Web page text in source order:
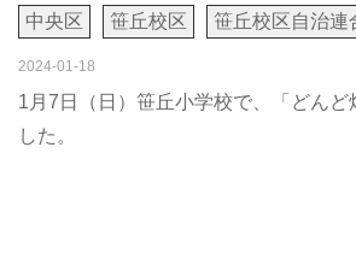
中央区 笹丘校区 笹丘校区自治連
2024-01-18
1月7日（日）笹丘小学校で、「どんど
した。